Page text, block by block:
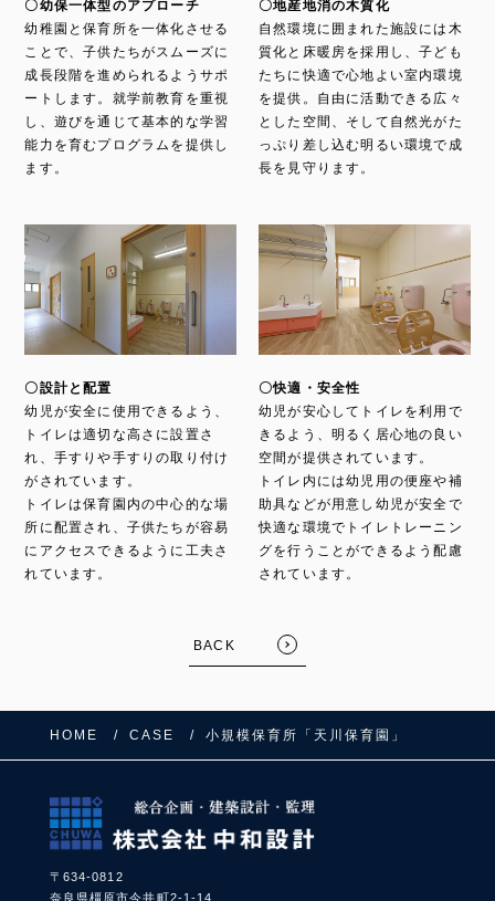
〇幼保一体型のアプローチ
幼稚園と保育所を一体化させる
ことで、子供たちがスムーズに
成長段階を進められるようサポ
ートします。就学前教育を重視
し、遊びを通じて基本的な学習
能力を育むプログラムを提供し
ます。
〇地産地消の木質化
自然環境に囲まれた施設には木
質化と床暖房を採用し、子ども
たちに快適で心地よい室内環境
を提供。自由に活動できる広々
とした空間、そして自然光がた
っぷり差し込む明るい環境で成
長を見守ります。
〇設計と配置
幼児が安全に使用できるよう、
トイレは適切な高さに設置さ
れ、手すりや手すりの取り付け
がされています。
トイレは保育園内の中心的な場
所に配置され、子供たちが容易
にアクセスできるように工夫さ
れています。
〇快適・安全性
幼児が安心してトイレを利用で
きるよう、明るく居心地の良い
空間が提供されています。
トイレ内には幼児用の便座や補
助具などが用意し幼児が安全で
快適な環境でトイレトレーニン
グを行うことができるよう配慮
されています。
BACK
HOME CASE 小規模保育所「天川保育園」
〒634-0812
奈良県橿原市今井町2-1-14